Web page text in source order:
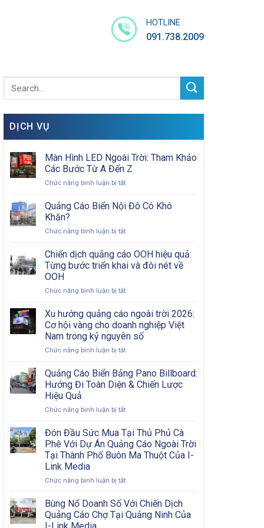
HOTLINE
091.738.2009
DỊCH VỤ
Màn Hình LED Ngoài Trời: Tham Khảo
Các Bước Từ A Đến Z
Chức năng bình luận bị tắtở
Hình
Trời:
Khảo
Các
A
Z
Quảng Cáo Biển Nội Đô Có Khó
Khăn?
Chức năng bình luận bị tắtở
Cáo
Biển
Nội
Có
Khăn?
Chiến dịch quảng cáo OOH hiệu quả:
Từng bước triển khai và đôi nét về
OOH
Chức năng bình luận bị tắtở
dịch
quảng
cáo
OOH
hiệu
Từng
bước
triển
và
nét
về
OOH
Xu hướng quảng cáo ngoài trời 2026:
Cơ hội vàng cho doanh nghiệp Việt
Nam trong kỷ nguyên số
Chức năng bình luận bị tắtở
hướng
quảng
cáo
trời
Cơ
hội
vàng
cho
nghiệp
Nam
trong
kỷ
Quảng Cáo Biển Bảng Pano Billboard:
Hướng Đi Toàn Diện & Chiến Lược
Hiệu Quả
Chức năng bình luận bị tắtở
Cáo
Biển
Bảng
Pano
Hướng
Toàn
Diện
&
Đón Đầu Sức Mua Tại Thủ Phủ Cà
Phê Với Dự Án Quảng Cáo Ngoài Trời
Tại Thành Phố Buôn Ma Thuột Của I-
Link Media
Chức năng bình luận bị tắtở
Đầu
Sức
Mua
Bùng Nổ Doanh Số Với Chiến Dịch
Quảng Cáo Chợ Tại Quảng Ninh Của